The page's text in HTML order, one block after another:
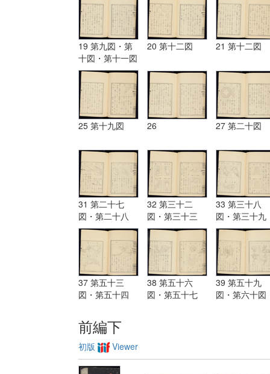
19 第九図・第
十図・第十一図
20 第十二図 21 第十二図
25 第十九図 26 27 第二十図
31 第二十七
図・第二十八
図・第二十九
図・第三十図・
第三十一図
32 第三十二
図・第三十三
図・第三十四
図・第三十五
図・第三十六
図・第三十七図
33 第三十八
図・第三十九
図・第四十図
第四十一図・
四十二図・
37 第五十三
図・第五十四
38 第五十六
図・第五十七
39 第五十九
図・第六十図
前編下
初版 Viewer